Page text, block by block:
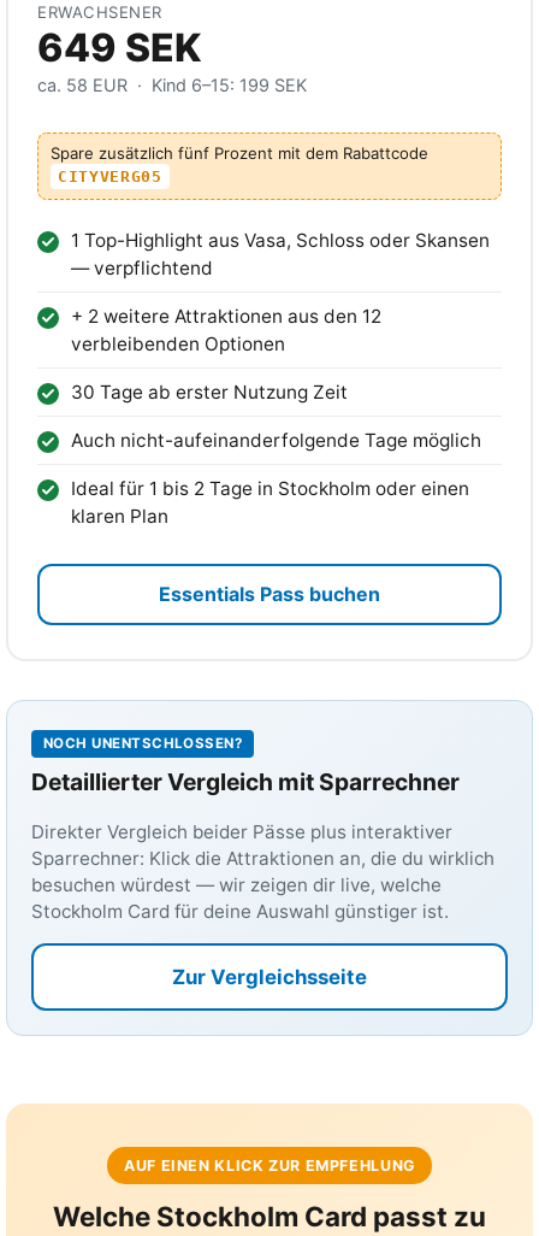
ERWACHSENER
649 SEK
ca. 58 EUR · Kind 6–15: 199 SEK
Spare zusätzlich fünf Prozent mit dem Rabattcode
CITYVERG05
1 Top-Highlight aus Vasa, Schloss oder Skansen
— verpflichtend
+ 2 weitere Attraktionen aus den 12
verbleibenden Optionen
30 Tage ab erster Nutzung Zeit
Auch nicht-aufeinanderfolgende Tage möglich
Ideal für 1 bis 2 Tage in Stockholm oder einen
klaren Plan
Essentials Pass buchen
NOCH UNENTSCHLOSSEN?
Detaillierter Vergleich mit Sparrechner
Direkter Vergleich beider Pässe plus interaktiver
Sparrechner: Klick die Attraktionen an, die du wirklich
besuchen würdest — wir zeigen dir live, welche
Stockholm Card für deine Auswahl günstiger ist.
Zur Vergleichsseite
AUF EINEN KLICK ZUR EMPFEHLUNG
Welche Stockholm Card passt zu